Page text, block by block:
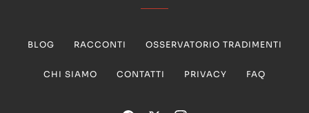
BLOG RACCONTI OSSERVATORIO TRADIMENTI
CHI SIAMO CONTATTI PRIVACY FAQ